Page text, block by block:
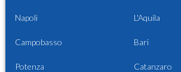
Napoli L'Aquila
Campobasso Bari
Potenza Catanzaro